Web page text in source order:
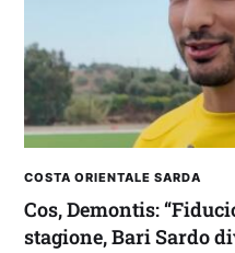
COSTA ORIENTALE SARDA
Cos, Demontis:
stagione, Bari Sardo